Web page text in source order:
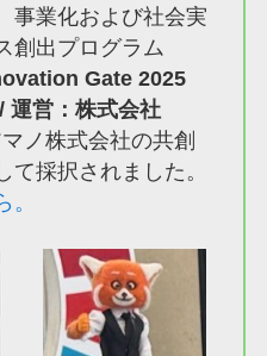
事業化および社会実
創出プログラム
Gate 2025
運営：株式会社
ノ株式会社の共創
採択されました。